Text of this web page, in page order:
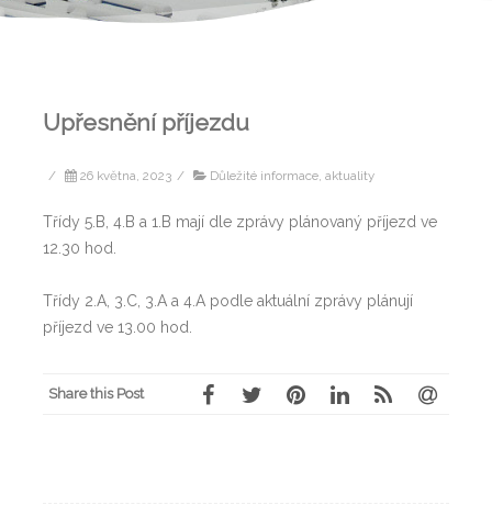
Upřesnění příjezdu
/ 26 května, 2023 / Důležité informace, aktuality
Třídy 5.B, 4.B a 1.B mají dle zprávy plánovaný příjezd ve
12.30 hod.
Třídy 2.A, 3.C, 3.A a 4.A podle aktuální zprávy plánují
příjezd ve 13.00 hod.
Share this Post